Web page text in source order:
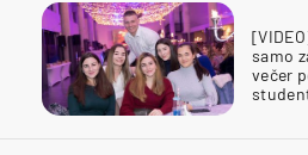
samo
večer